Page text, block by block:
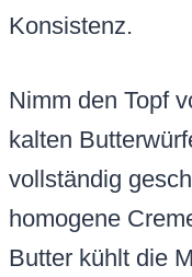
Konsistenz.
Nimm den Topf
kalten
vollständig
homogene
Butter kühlt die